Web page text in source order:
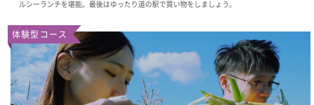
ルシーランチを堪能。最後はゆったり道の駅で買い物をしましょう。
体験型コース